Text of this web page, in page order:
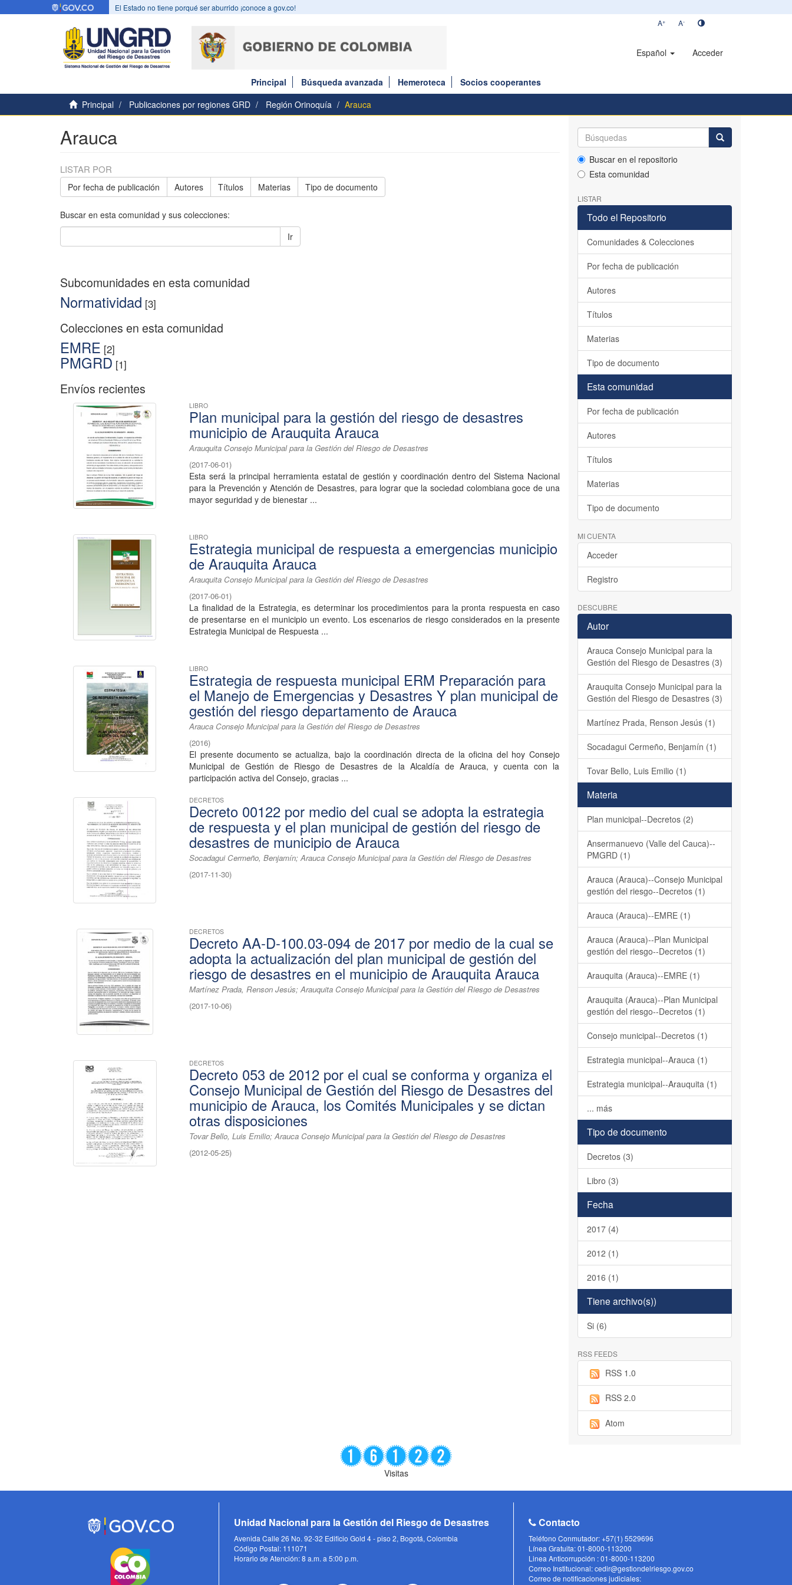
El Estado no tiene porqué ser aburrido ¡conoce a gov.co!
A+ A-
Español Acceder
Principal Búsqueda avanzada Hemeroteca
Socios cooperantes
Principal
Publicaciones por regiones GRD Región Orinoquía Arauca
Arauca
LISTAR POR
Por fecha de publicación Autores Títulos Materias Tipo de documento
Buscar en esta comunidad y sus colecciones:
Ir
Subcomunidades en esta comunidad
Normatividad [3]
Colecciones en esta comunidad
EMRE [2]
PMGRD [1]
Envíos recientes
LIBRO
Plan municipal para la gestión del riesgo de desastres
municipio de Arauquita Arauca
Arauquita Consejo Municipal para la Gestión del Riesgo de Desastres
(2017-06-01)
Esta será la principal herramienta estatal de gestión y coordinación dentro del Sistema Nacional
para la Prevención y Atención de Desastres, para lograr que la sociedad colombiana goce de una
mayor seguridad y de bienestar ...
LIBRO
Estrategia municipal de respuesta a emergencias municipio
de Arauquita Arauca
Arauquita Consejo Municipal para la Gestión del Riesgo de Desastres
(2017-06-01)
La finalidad de la Estrategia, es determinar los procedimientos para la pronta respuesta en caso
de presentarse en el municipio un evento. Los escenarios de riesgo considerados en la presente
Estrategia Municipal de Respuesta ...
LIBRO
Estrategia de respuesta municipal ERM Preparación para
el Manejo de Emergencias y Desastres Y plan municipal de
gestión del riesgo departamento de Arauca
Arauca Consejo Municipal para la Gestión del Riesgo de Desastres
(2016)
El presente documento se actualiza, bajo la coordinación directa de la oficina del hoy Consejo
Municipal de Gestión de Riesgo de Desastres de la Alcaldía de Arauca, y cuenta con la
participación activa del Consejo, gracias ...
DECRETOS
Decreto 00122 por medio del cual se adopta la estrategia
de respuesta y el plan municipal de gestión del riesgo de
desastres de municipio de Arauca
Socadagui Cermeño, Benjamín; Arauca Consejo Municipal para la Gestión del Riesgo de Desastres
(2017-11-30)
DECRETOS
Decreto AA-D-100.03-094 de 2017 por medio de la cual se
adopta la actualización del plan municipal de gestión del
riesgo de desastres en el municipio de Arauquita Arauca
Martínez Prada, Renson Jesús; Arauquita Consejo Municipal para la Gestión del Riesgo de Desastres
(2017-10-06)
DECRETOS
Decreto 053 de 2012 por el cual se conforma y organiza el
Consejo Municipal de Gestión del Riesgo de Desastres del
municipio de Arauca, los Comités Municipales y se dictan
otras disposiciones
Tovar Bello, Luis Emilio; Arauca Consejo Municipal para la Gestión del Riesgo de Desastres
(2012-05-25)
Buscar en el repositorio
Esta comunidad
LISTAR
Todo el Repositorio
Comunidades & Colecciones
Por fecha de publicación
Autores
Títulos
Materias
Tipo de documento
Esta comunidad
Por fecha de publicación
Autores
Títulos
Materias
Tipo de documento
MI CUENTA
Acceder
Registro
DESCUBRE
Autor
Arauca Consejo Municipal para la
Gestión del Riesgo de Desastres (3)
Arauquita Consejo Municipal para la
Gestión del Riesgo de Desastres (3)
Martínez Prada, Renson Jesús (1)
Socadagui Cermeño, Benjamín (1)
Tovar Bello, Luis Emilio (1)
Materia
Plan municipal--Decretos (2)
Ansermanuevo (Valle del Cauca)--
PMGRD (1)
Arauca (Arauca)--Consejo Municipal
gestión del riesgo--Decretos (1)
Arauca (Arauca)--EMRE (1)
Arauca (Arauca)--Plan Municipal
gestión del riesgo--Decretos (1)
Arauquita (Arauca)--EMRE (1)
Arauquita (Arauca)--Plan Municipal
gestión del riesgo--Decretos (1)
Consejo municipal--Decretos (1)
Estrategia municipal--Arauca (1)
Estrategia municipal--Arauquita (1)
... más
Tipo de documento
Decretos (3)
Libro (3)
Fecha
2017 (4)
2012 (1)
2016 (1)
Tiene archivo(s))
Si (6)
RSS FEEDS
RSS 1.0
RSS 2.0
Atom
Visitas
Unidad Nacional para la Gestión del Riesgo de Desastres
Avenida Calle 26 No. 92-32 Edificio Gold 4 - piso 2, Bogotá, Colombia
Código Postal: 111071
Horario de Atención: 8 a.m. a 5:00 p.m.
Contacto
Teléfono Conmutador: +57(1) 5529696
Línea Gratuita: 01-8000-113200
Linea Anticorrupción : 01-8000-113200
Correo Institucional: cedir@gestiondelriesgo.gov.co
Correo de notificaciones judiciales: